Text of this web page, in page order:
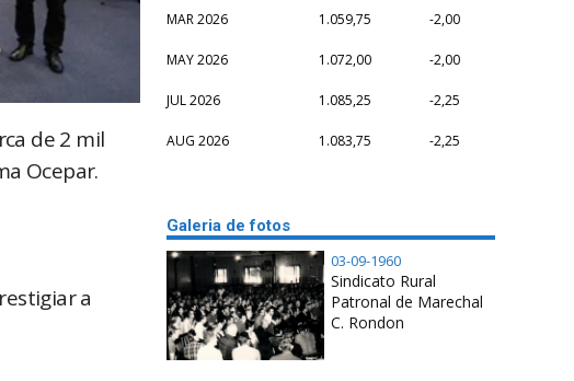
de 2 mil
Ocepar.
a
MAR 2026
1.059,75 -2,00
MAY 2026 1.072,00 -2,00
JUL 2026 1.085,25 -2,25
AUG 2026 1.083,75 -2,25
Galeria de fotos
03-09-1960
Sindicato Rural
Patronal de Marechal
C. Rondon